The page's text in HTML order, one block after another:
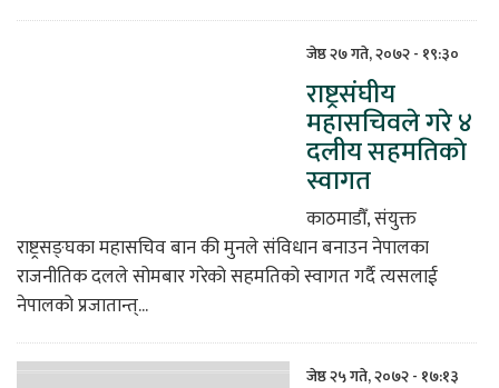
जेष्ठ २७ गते, २०७२ - १९:३०
राष्ट्रसंघीय
महासचिवले गरे ४
दलीय सहमतिकाे
स्वागत
काठमाडौँ, संयुक्त
राष्ट्रसङ्घका महासचिव बान की मुनले संविधान बनाउन नेपालका
राजनीतिक दलले सोमबार गरेको सहमतिको स्वागत गर्दै त्यसलाई
नेपालको प्रजातान्त्...
जेष्ठ २५ गते, २०७२ - १७:१३